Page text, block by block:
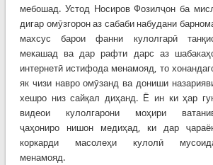
мебошад. Устод Носиров Фозилҷон ба
дигар омӯзгорон аз сабаби набудани
махсус барои фанни кулолгарӣ
мекашад ва дар рафти дарс аз
интернетӣ истифода менамояд, то
як чизи навро омӯзанд ва дониши
хешро низ сайқал диҳанд. Ё ин ки ҳар
видеои кулолгарони моҳири
ҷаҳониро нишон медиҳад, ки дар
коркарди масолеҳи кулолӣ
менамояд.